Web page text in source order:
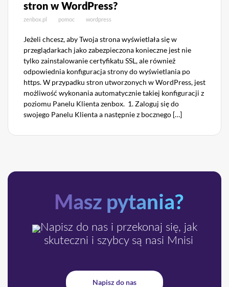
stron w WordPress?
zenbox.pl pomoc wordpress
Jeżeli chcesz, aby Twoja strona wyświetlała się w
przeglądarkach jako zabezpieczona konieczne jest nie
tylko zainstalowanie certyfikatu SSL, ale również
odpowiednia konfiguracja strony do wyświetlania po
https. W przypadku stron utworzonych w WordPress, jest
możliwość wykonania automatycznie takiej konfiguracji z
poziomu Panelu Klienta zenbox. 1. Zaloguj się do
swojego Panelu Klienta a następnie z bocznego […]
Masz pytania?
Napisz do nas i przekonaj się, jak
skuteczni i szybcy są nasi Mnisi
Napisz do nas